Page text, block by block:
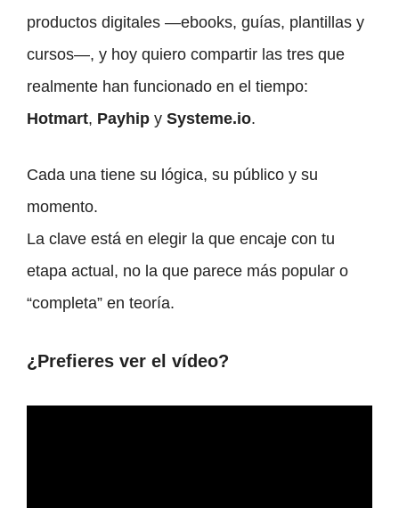
productos digitales —ebooks, guías, plantillas y
cursos—, y hoy quiero compartir las tres que
realmente han funcionado en el tiempo:
Hotmart, Payhip y Systeme.io.
Cada una tiene su lógica, su público y su
momento.
La clave está en elegir la que encaje con tu
etapa actual, no la que parece más popular o
“completa” en teoría.
¿Prefieres ver el vídeo?